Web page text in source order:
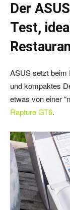
Der
Test,
ASUS setzt beim
und kompaktes
etwas von einer
Rapture GT6.